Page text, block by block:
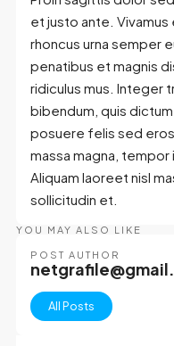
et justo ante.
rhoncus urna semper
penatibus et magnis
ridiculus mus. Integer
bibendum, quis
posuere felis sed
massa magna, tempor
Aliquam laoreet nisl
sollicitudin et.
YOU MAY ALSO LIKE
POST AUTHOR
All Posts